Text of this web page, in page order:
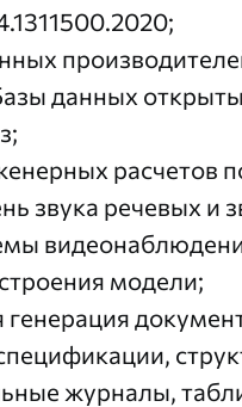
данных
расчетов
звука речевых и
модели;
генерация
журналы,